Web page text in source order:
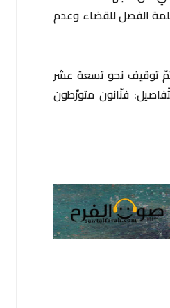
الفصل للقضاء وعدم
توقيف نحو تسعة عشر
فنّانون متورّطون